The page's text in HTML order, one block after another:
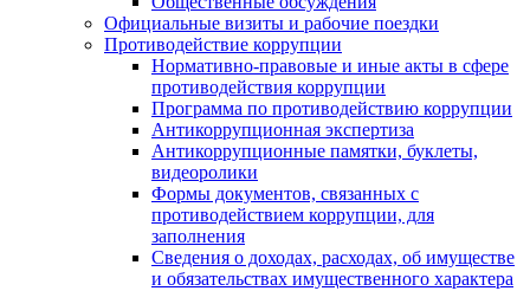
Официальные визиты и рабочие поездки
Противодействие коррупции
Нормативно-правовые и иные акты в сфере
противодействия коррупции
Программа по противодействию коррупции
Антикоррупционная экспертиза
Антикоррупционные памятки, буклеты,
видеоролики
Формы документов, связанных с
противодействием коррупции, для
заполнения
Сведения о доходах, расходах, об имуществе
и обязательствах имущественного характера